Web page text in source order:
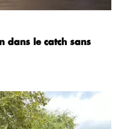
dans le catch sans